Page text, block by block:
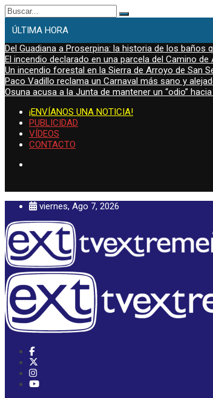
Buscar:
ÚLTIMA HORA
Del Guadiana a Proserpina: la historia de los
El incendio declarado en una parcela del Camino
Un incendio forestal en la Sierra de Arroyo de San
Paco Vadillo reclama un Carnaval más sano y
Osuna acusa a la Junta de mantener un “odio”
¡ENVÍANOS UNA NOTICIA!
PUBLICIDAD
VÍDEOS
CONTACTO
viernes, Ago 7, 2026